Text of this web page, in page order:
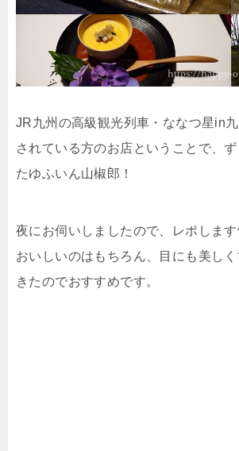
JR九州の高級観光列車・ななつ星in
されている方のお店ということで、
たゆふいん山椒郎！
夜にお伺いしましたので、レポしま
おいしいのはもちろん、目にも美し
きたのでおすすめです。